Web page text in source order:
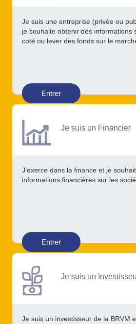
Je suis une entreprise (privée ou
je souhaite obtenir des informations
coté ou lever des fonds sur le
Entrer
Je suis un Financier
J’exerce dans la finance et je
informations financières sur les
Entrer
Je suis un
Je suis un investisseur de la BRVM